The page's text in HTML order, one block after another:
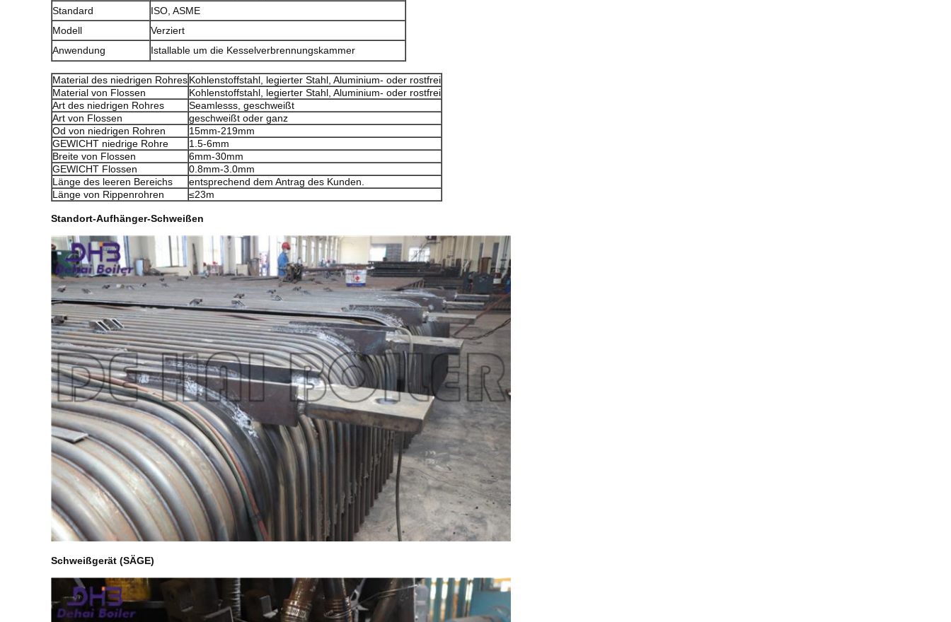
Standard
ISO, ASME
Modell
Verziert
Anwendung
Istallable um die Kesselverbrennungskammer
Material des niedrigen RohresKohlenstoffstahl, legierter Stahl, Aluminium- oder rostfrei
Material von Flossen
Kohlenstoffstahl, legierter Stahl, Aluminium- oder rostfrei
Art des niedrigen Rohres
Seamlesss, geschweißt
Art von Flossen
geschweißt oder ganz
Od von niedrigen Rohren
15mm-219mm
GEWICHT niedrige Rohre
1.5-6mm
Breite von Flossen
6mm-30mm
GEWICHT Flossen
0.8mm-3.0mm
Länge des leeren Bereichs
entsprechend dem Antrag des Kunden.
Länge von Rippenrohren
≤23m
Standort-Aufhänger-Schweißen
Schweißgerät (SÄGE)